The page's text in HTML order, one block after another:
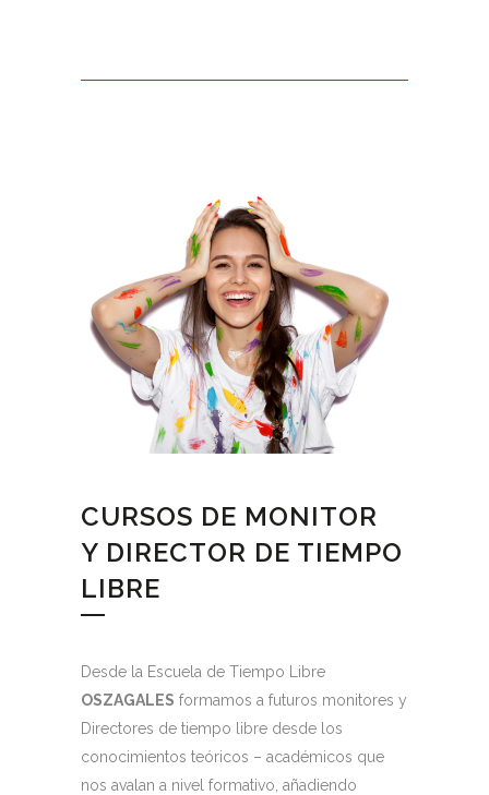
CURSOS DE MONITOR
Y DIRECTOR DE TIEMPO
LIBRE
Desde la Escuela de Tiempo Libre
OSZAGALES formamos a futuros monitores y
Directores de tiempo libre desde los
conocimientos teóricos – académicos que
nos avalan a nivel formativo, añadiendo